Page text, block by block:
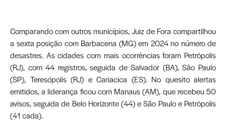
Comparando com outros municípios, Juiz de Fora compartilhou
a sexta posição com Barbacena (MG) em 2024 no número de
desastres. As cidades com mais ocorrências foram Petrópolis
(RJ), com 44 registros, seguida de Salvador (BA), São Paulo
(SP), Teresópolis (RJ) e Cariacica (ES). No quesito alertas
emitidos, a liderança ficou com Manaus (AM), que recebeu 50
avisos, seguida de Belo Horizonte (44) e São Paulo e Petrópolis
(41 cada).